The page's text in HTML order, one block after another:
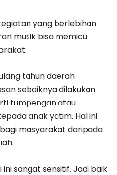
yang berlebihan
musik bisa memicu
tahun daerah
sebaiknya dilakukan
tumpengan atau
anak yatim. Hal ini
masyarakat daripada
sangat sensitif. Jadi baik